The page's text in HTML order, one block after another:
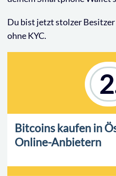
Du bist jetzt stolzer
ohne KYC.
Bitcoins kaufen in
Online-Anbietern